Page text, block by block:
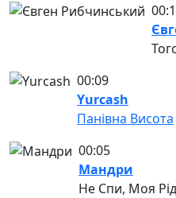
00:09
Yurcash
Панівна Висота
00:05
Мандри
Не Спи, Моя